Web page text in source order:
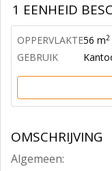
1 EENHEID
OPPERVLAKTE56 m2
GEBRUIK
OMSCHRIJVING
Algemeen: